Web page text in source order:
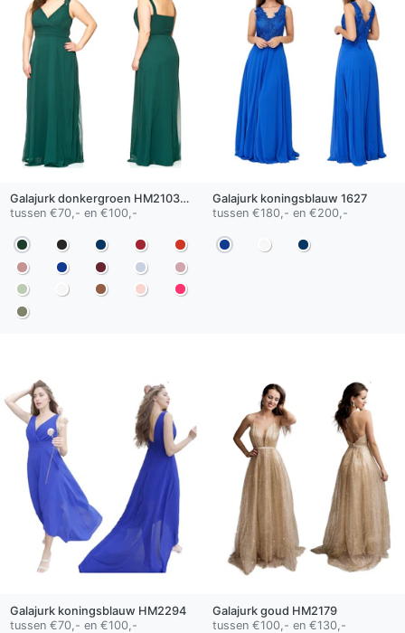
Galajurk donkergroen HM2103QS
tussen €70,- en €100,-
Galajurk koningsblauw 1627
tussen €180,- en €200,-
Galajurk koningsblauw HM2294
tussen €70,- en €100,-
Galajurk goud HM2179
tussen €100,- en €130,-